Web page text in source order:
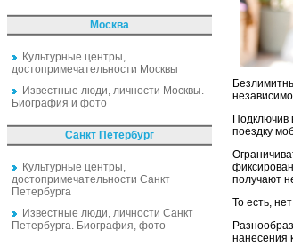
Москва
Культурные центры,
достопримечательности Москвы
Известные люди, личности Москвы.
Биография и фото
Санкт Петербург
Культурные центры,
достопримечательности Санкт
Петербурга
Известные люди, личности Санкт
Петербурга. Биография, фото
Подключив
поездку
получают
То есть,
нанесения